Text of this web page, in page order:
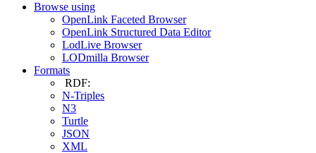
Browse using
OpenLink Faceted Browser
OpenLink Structured Data Editor
LodLive Browser
LODmilla Browser
Formats
RDF:
N-Triples
N3
Turtle
JSON
XML